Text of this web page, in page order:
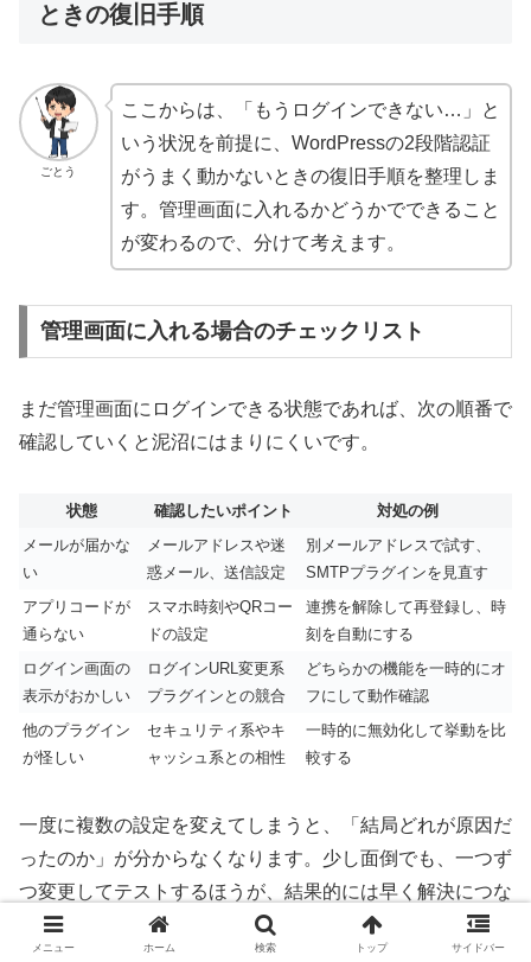
ときの復旧手順
ごとう
ここからは、「もうログインできない…」と
いう状況を前提に、WordPressの2段階認証
がうまく動かないときの復旧手順を整理しま
す。管理画面に入れるかどうかでできること
が変わるので、分けて考えます。
管理画面に入れる場合のチェックリスト
まだ管理画面にログインできる状態であれば、次の順番で
確認していくと泥沼にはまりにくいです。
状態 確認したいポイント
対処の例
メールが届かな
い
メールアドレスや迷
惑メール、送信設定
別メールアドレスで試す、
SMTPプラグインを見直す
アプリコードが
通らない
スマホ時刻やQRコー
ドの設定
連携を解除して再登録し、時
刻を自動にする
ログイン画面の
表示がおかしい
ログインURL変更系
プラグインとの競合
どちらかの機能を一時的にオ
フにして動作確認
他のプラグイン
が怪しい
セキュリティ系やキ
ャッシュ系との相性
一時的に無効化して挙動を比
較する
一度に複数の設定を変えてしまうと、「結局どれが原因だ
ったのか」が分からなくなります。少し面倒でも、一つず
つ変更してテストするほうが、結果的には早く解決につな
がります。
メニュー ホーム 検索 トップ サイドバー